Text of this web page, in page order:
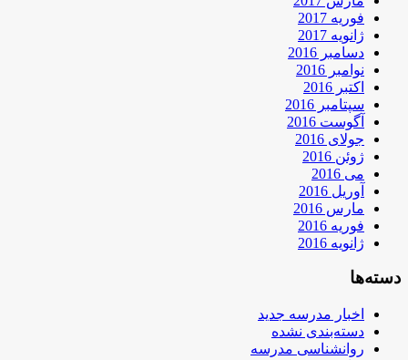
فوریه 2017
ژانویه 2017
دسامبر 2016
نوامبر 2016
اکتبر 2016
سپتامبر 2016
آگوست 2016
جولای 2016
ژوئن 2016
می 2016
آوریل 2016
مارس 2016
فوریه 2016
ژانویه 2016
دسته‌ها
اخبار مدرسه جدید
دسته‌بندی نشده
روانشناسی مدرسه